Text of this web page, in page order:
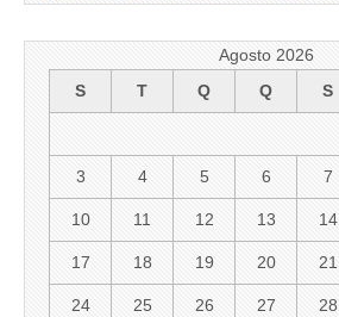
Agosto 2026
S
T Q Q S
3 4 5 6 7
10 11 12 13 14
17 18 19 20 21
24 25 26 27 28